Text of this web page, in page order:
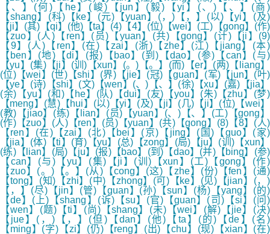
【、】(何)【he】(峻)【jun】(毅)【yi】(、)【、】(商)
【shang】(科)【ke】(元)【yuan】(，)【，】(以)【yi】(及)
【ji】(其)【qi】(他)【ta】(4)【4】(位)【wei】(工)【gong】(作)
【zuo】(人)【ren】(员)【yuan】(共)【gong】(计)【ji】(9)
【9】(人)【ren】(在)【zai】(浙)【zhe】(江)【jiang】(本)
【ben】(地)【di】(报)【bao】(到)【dao】(参)【can】(与)
【yu】(集)【ji】(训)【xun】(。)【。】(而)【er】(两)【liang】
(位)【wei】(世)【shi】(界)【jie】(冠)【guan】(军)【jun】(叶)
【ye】(诗)【shi】(文)【wen】(、)【、】(徐)【xu】(嘉)【jia】
(余)【yu】(和)【he】(队)【dui】(友)【you】(朱)【zhu】(梦)
【meng】(慧)【hui】(以)【yi】(及)【ji】(几)【ji】(位)【wei】
(教)【jiao】(练)【lian】(员)【yuan】(、)【、】(工)【gong】
(作)【zuo】(人)【ren】(员)【yuan】(共)【gong】(8)【8】(人)
【ren】(在)【zai】(北)【bei】(京)【jing】(国)【guo】(家)
【jia】(体)【ti】(育)【yu】(总)【zong】(局)【ju】(训)【xun】
(练)【lian】(局)【ju】(报)【bao】(到)【dao】(并)【bing】(参)
【can】(与)【yu】(集)【ji】(训)【xun】(工)【gong】(作)
【zuo】(。)【。】(从)【cong】(这)【zhe】(份)【fen】(通)
【tong】(知)【zhi】(中)【zhong】(可)【ke】(见)【jian】(，)
【，】(尽)【jin】(管)【guan】(孙)【sun】(杨)【yang】(的)
【de】(上)【shang】(诉)【su】(官)【guan】(司)【si】(问)
【wen】(题)【ti】(尚)【shang】(未)【wei】(解)【jie】(决)
【jue】(，)【，】(但)【dan】(他)【ta】(的)【de】(名)
【ming】(字)【zi】(仍)【reng】(出)【chu】(现)【xian】(在)